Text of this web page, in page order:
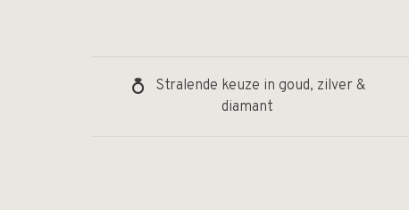
Stralende keuze in goud, zilver &
diamant